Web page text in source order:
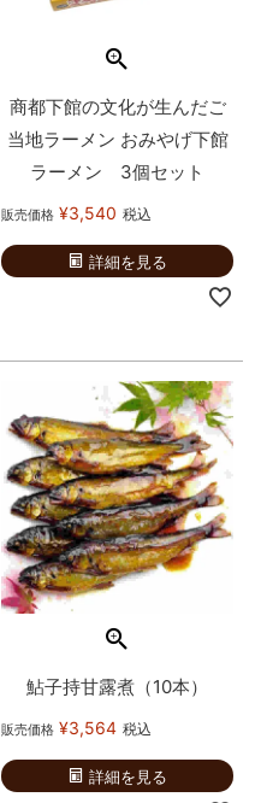
商都下館の文化が生んだご
当地ラーメン おみやげ下館
ラーメン 3個セット
販売価格 ¥3,540 税込
詳細を見る
鮎子持甘露煮（10本）
販売価格 ¥3,564 税込
詳細を見る